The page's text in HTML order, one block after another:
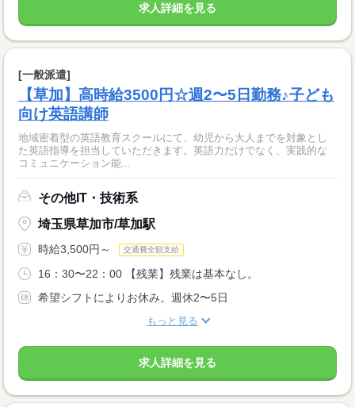
求人詳細を見る
[一般派遣]
【草加】高時給3500円☆週2〜5日勤務♪子ども
向け英語講師
地域密着型の英語教育スクールにて、幼児から大人までを対象とし
た英語指導を担当していただきます。英語力だけでなく、実践的な
コミュニケーション能...
その他IT・技術系
埼玉県草加市/草加駅
時給3,500円～ 交通費全額支給
16：30〜22：00 【残業】残業は基本なし。
希望シフトによりお休み。週休2〜5日
もっと見る
求人詳細を見る